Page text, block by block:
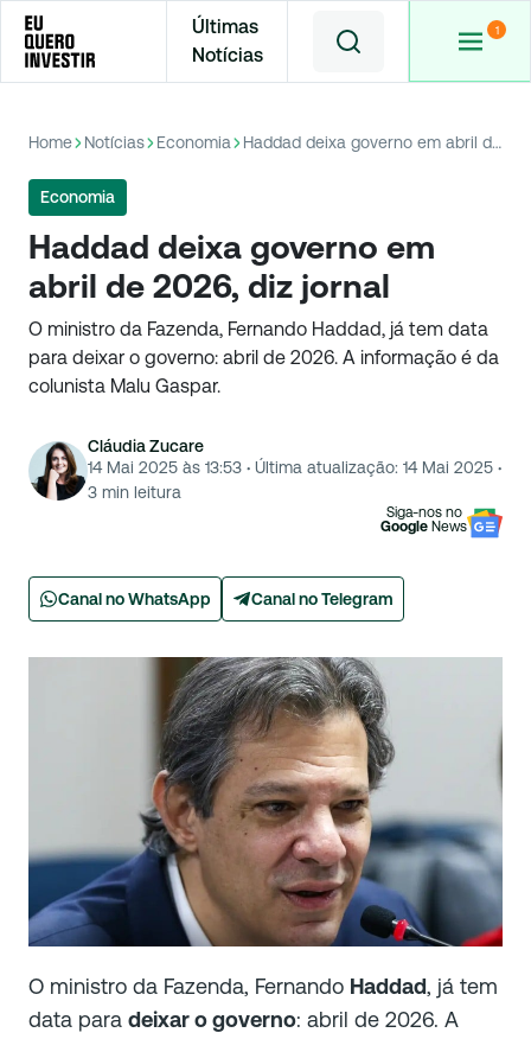
Últimas
Notícias
Home Notícias Economia Haddad deixa governo em abril de 2026, diz jornal
Economia
Haddad deixa governo em
abril de 2026, diz jornal
O ministro da Fazenda, Fernando Haddad, já tem data
para deixar o governo: abril de 2026. A informação é da
colunista Malu Gaspar.
Cláudia Zucare
14 Mai 2025 às 13:53 · Última atualização: 14 Mai 2025 ·
3 min leitura
Siga-nos no
Google News
Canal no WhatsApp Canal no Telegram
O ministro da Fazenda, Fernando Haddad, já tem
data para deixar o governo: abril de 2026. A